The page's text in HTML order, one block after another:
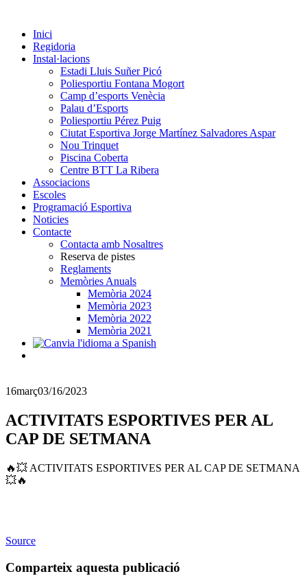
Inici
Regidoria
Instal·lacions
Estadi Lluis Suñer Picó
Poliesportiu Fontana Mogort
Camp d’esports Venècia
Palau d’Esports
Poliesportiu Pérez Puig
Ciutat Esportiva Jorge Martínez Salvadores Aspar
Nou Trinquet
Piscina Coberta
Centre BTT La Ribera
Associacions
Escoles
Programació Esportiva
Noticies
Contacte
Contacta amb Nosaltres
Reserva de pistes
Reglaments
Memòries Anuals
Memòria 2024
Memòria 2023
Memòria 2022
Memòria 2021
16març03/16/2023
ACTIVITATS ESPORTIVES PER AL
CAP DE SETMANA
🔥💥 ACTIVITATS ESPORTIVES PER AL CAP DE SETMANA
💥🔥
Source
Comparteix aquesta publicació